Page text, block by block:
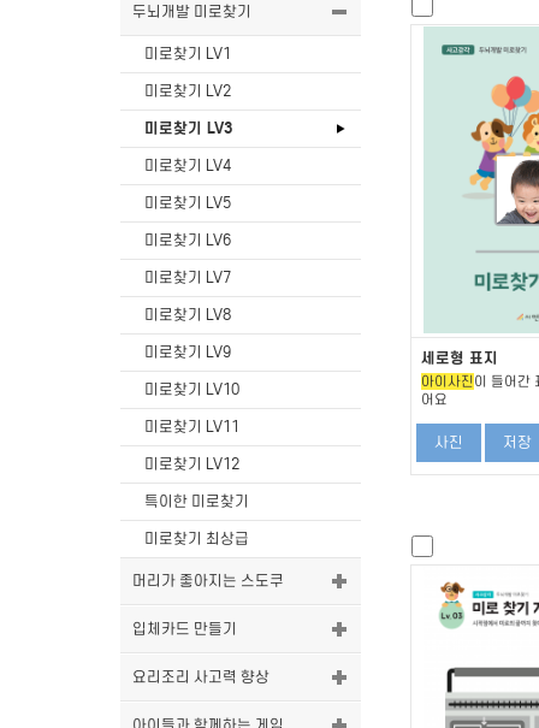
두뇌개발 미로찾기
미로찾기 LV1
미로찾기 LV2
미로찾기 LV3
미로찾기 LV4
미로찾기 LV5
미로찾기 LV6
미로찾기 LV7
미로찾기 LV8
미로찾기 LV9
미로찾기 LV10
미로찾기 LV11
미로찾기 LV12
특이한 미로찾기
미로찾기 최상급
머리가 좋아지는 스도쿠
입체카드 만들기
요리조리 사고력 향상
세로형 표지
아이사진 이 들어간
어요
사진 저장